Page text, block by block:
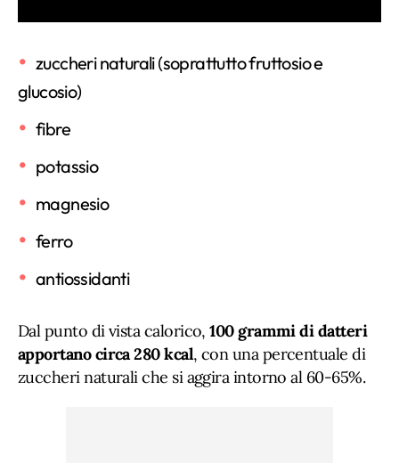
zuccheri naturali (soprattutto fruttosio e
glucosio)
fibre
potassio
magnesio
ferro
antiossidanti
Dal punto di vista calorico,100 grammi di datteri
apportano circa 280 kcal, con una percentuale di
zuccheri naturali che si aggira intorno al 60-65%.